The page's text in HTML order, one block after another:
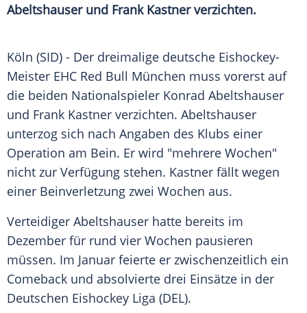
Abeltshauserund Frank Kastnerverzichten.
Köln (SID) - Der dreimalige deutsche Eishockey-
Meister EHC Red Bull München muss vorerst auf
die beiden Nationalspieler Konrad Abeltshauser
und Frank Kastner verzichten. Abeltshauser
unterzog sich nach Angaben des Klubs einer
Operation am Bein. Er wird "mehrere Wochen"
nicht zur Verfügung stehen. Kastner fällt wegen
einer Beinverletzung zwei Wochen aus.
Verteidiger Abeltshauser hatte bereits im
Dezember für rund vier Wochen pausieren
müssen. Im Januar feierte er zwischenzeitlich ein
Comeback und absolvierte drei Einsätze in der
Deutschen Eishockey Liga (DEL).